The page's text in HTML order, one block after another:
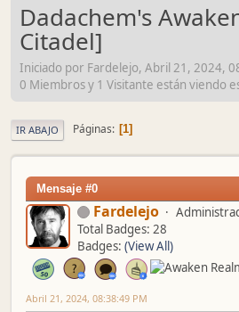
Dadachem's
Citadel]
Iniciado por Fardelejo, Abril 21, 2024,
0 Miembros y 1 Visitante están viendo
IR ABAJO Páginas 1
Mensaje #0
Fardelejo
Total Badges: 28
Badges: (View All)
Abril 21, 2024, 08:38:49 PM